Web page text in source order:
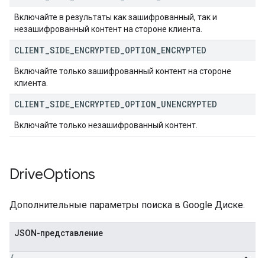
Включайте в результаты как зашифрованный, так и
незашифрованный контент на стороне клиента.
CLIENT SIDE ENCRYPTED OPTION ENCRYPTED
Включайте только зашифрованный контент на стороне
клиента.
CLIENT SIDE ENCRYPTED OPTION UNENCRYPTED
Включайте только незашифрованный контент.
DriveOptions
Дополнительные параметры поиска в Google Диске.
JSON-представление